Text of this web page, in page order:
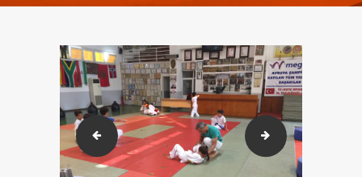
IMG_0896 IMG_0926